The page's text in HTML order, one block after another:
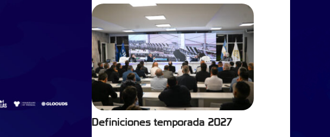
Definiciones temporada 2027